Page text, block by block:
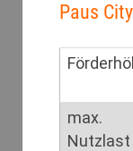
Paus
max.
Nutzlast